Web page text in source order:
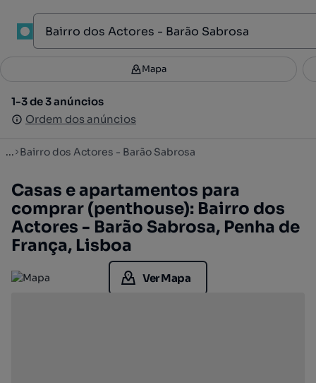
Filtros 2
1-3 de 3 anúncios
Ordem dos anúncios
Mapa
1-3 de 3 anúncios
Ordem dos anúncios
... Bairro dos Actores - Barão Sabrosa
Casas e apartamentos para
comprar (penthouse): Bairro dos
Actores - Barão Sabrosa, Penha de
França, Lisboa
Ver Mapa